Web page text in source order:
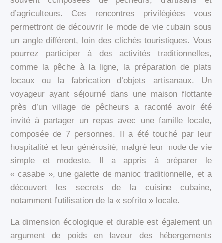
d’agriculteurs. Ces rencontres privilégiées vous
permettront de découvrir le mode de vie cubain sous
un angle différent, loin des clichés touristiques. Vous
pourrez participer à des activités traditionnelles,
comme la pêche à la ligne, la préparation de plats
locaux ou la fabrication d’objets artisanaux. Un
voyageur ayant séjourné dans une maison flottante
près d’un village de pêcheurs a raconté avoir été
invité à partager un repas avec une famille locale,
composée de 7 personnes. Il a été touché par leur
hospitalité et leur générosité, malgré leur mode de vie
simple et modeste. Il a appris à préparer le
« casabe », une galette de manioc traditionnelle, et a
découvert les secrets de la cuisine cubaine,
notamment l’utilisation de la « sofrito » locale.
La dimension écologique et durable est également un
argument de poids en faveur des hébergements